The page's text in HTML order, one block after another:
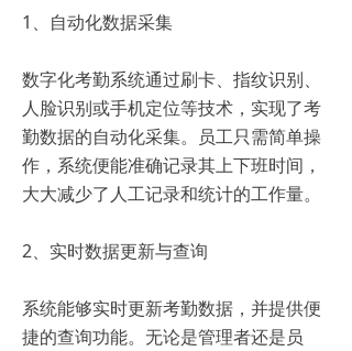
1、自动化数据采集
数字化考勤系统通过刷卡、指纹识别、
人脸识别或手机定位等技术，实现了考
勤数据的自动化采集。员工只需简单操
作，系统便能准确记录其上下班时间，
大大减少了人工记录和统计的工作量。
2、实时数据更新与查询
系统能够实时更新考勤数据，并提供便
捷的查询功能。无论是管理者还是员